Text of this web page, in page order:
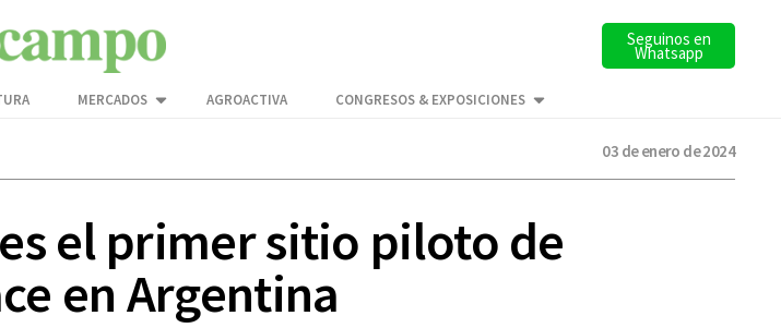
Seguinos en
Whatsapp
MERCADOS AGROACTIVA CONGRESOS & EXPOSICIONES
03 de enero de 2024
el primer sitio piloto de
en Argentina